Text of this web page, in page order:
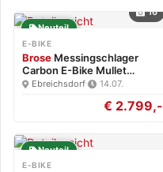
16
Neuteil
E-BIKE
Brose Messingschlager
Carbon E-Bike Mullet
Brose…
Ebreichsdorf· 14.07.
€ 2.799,-
Neuteil
E-BIKE